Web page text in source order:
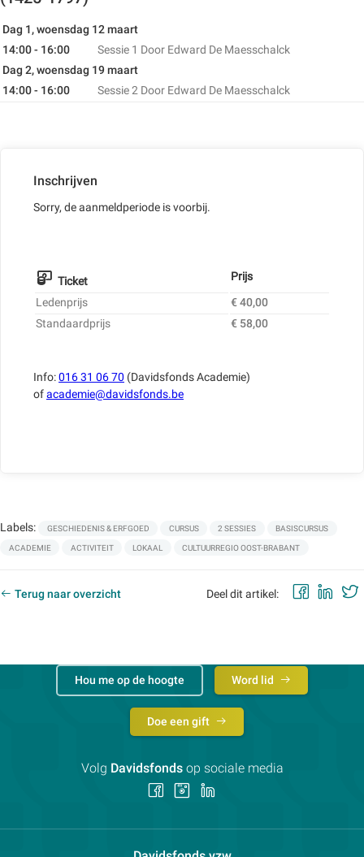
Dag 1, woensdag 12 maart
14:00 - 16:00
Sessie 1 Door Edward De Maesschalck
Dag 2, woensdag 19 maart
14:00 - 16:00
Sessie 2 Door Edward De Maesschalck
Inschrijven
Sorry, de aanmeldperiode is voorbij.
Ticket
Prijs
Ledenprijs
€ 40,00
Standaardprijs
€ 58,00
Info:016 31 06 70 (Davidsfonds Academie)
ofacademie@davidsfonds.be
Labels: GESCHIEDENIS & ERFGOED CURSUS 2 SESSIES BASISCURSUS
ACADEMIE ACTIVITEIT LOKAAL CULTUURREGIO OOST-BRABANT
Terug naar overzicht Deel dit artikel:
Contactpersoon:
Hou me op de hoogte Word lid
Doe een gift
Volg Davidsfondsop sociale media
Volg Volg